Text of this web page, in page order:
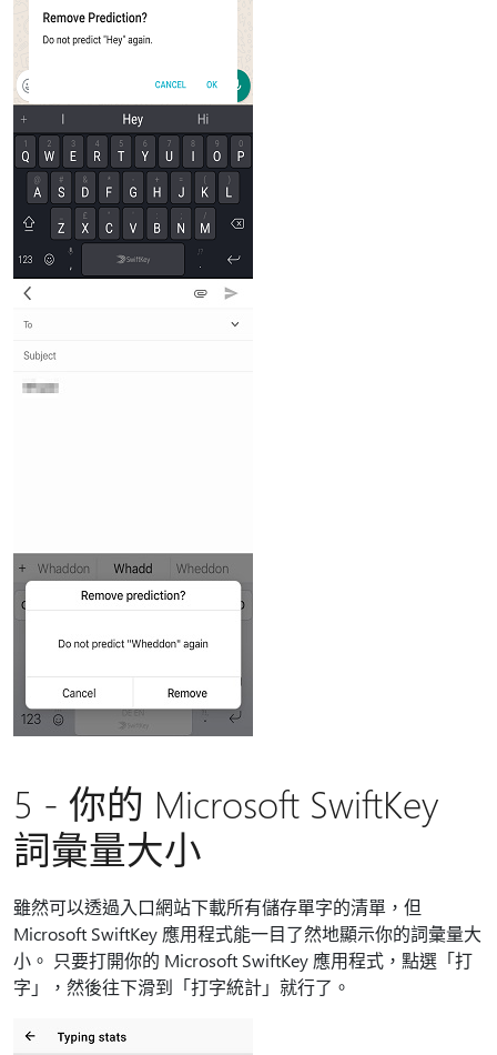
5 - 你的 Microsoft SwiftKey
詞彙量大小
雖然可以透過入口網站下載所有儲存單字的清單，但
Microsoft SwiftKey 應用程式能一目了然地顯示你的詞彙量大
小。 只要打開你的 Microsoft SwiftKey 應用程式，點選「打
字」，然後往下滑到「打字統計」就行了。